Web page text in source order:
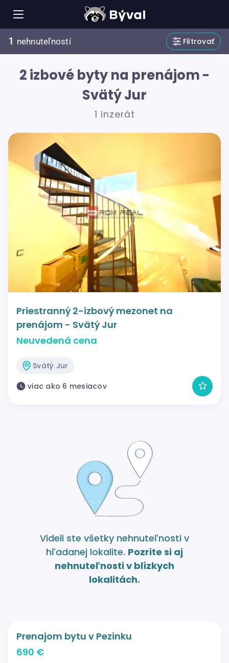
1 nehnuteľností Filtrovať
2 izbové byty na prenájom -
Svätý Jur
1 inzerát
Priestranný 2-izbový mezonet na
prenájom - Svätý Jur
Neuvedená cena
Svätý Jur
viac ako 6 mesiacov
Videli ste všetky nehnuteľnosti v
hľadanej lokalite. Pozrite si aj
nehnuteľnosti v blízkych
lokalitách.
Prenajom bytu v Pezinku
690 €